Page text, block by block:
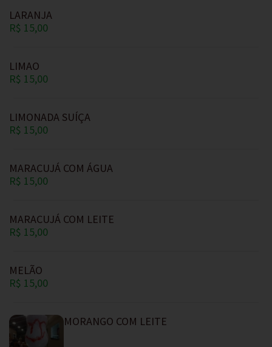
LARANJA
R$ 15,00
LIMAO
R$ 15,00
LIMONADA SUÍÇA
R$ 15,00
MARACUJÁ COM ÁGUA
R$ 15,00
MARACUJÁ COM LEITE
R$ 15,00
MELÃO
R$ 15,00
MORANGO COM LEITE